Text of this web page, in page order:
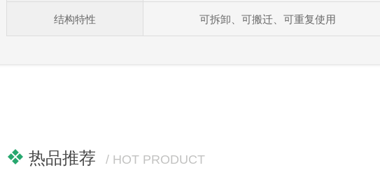
结构特性 可拆卸、可搬迁、可重复使用
热品推荐 / HOT PRODUCT